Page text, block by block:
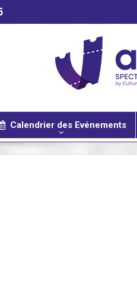
Calendrier des Evénements